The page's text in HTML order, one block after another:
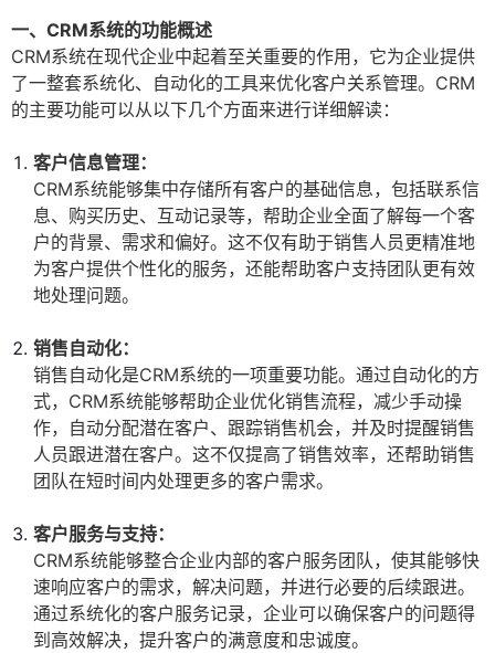
一、CRM系统的功能概述
CRM系统在现代企业中起着至关重要的作用，它为企业提供
了一整套系统化、自动化的工具来优化客户关系管理。CRM
的主要功能可以从以下几个方面来进行详细解读：
客户信息管理：
CRM系统能够集中存储所有客户的基础信息，包括联系信
息、购买历史、互动记录等，帮助企业全面了解每一个客
户的背景、需求和偏好。这不仅有助于销售人员更精准地
为客户提供个性化的服务，还能帮助客户支持团队更有效
地处理问题。
销售自动化：
销售自动化是CRM系统的一项重要功能。通过自动化的方
式，CRM系统能够帮助企业优化销售流程，减少手动操
作，自动分配潜在客户、跟踪销售机会，并及时提醒销售
人员跟进潜在客户。这不仅提高了销售效率，还帮助销售
团队在短时间内处理更多的客户需求。
客户服务与支持：
CRM系统能够整合企业内部的客户服务团队，使其能够快
速响应客户的需求，解决问题，并进行必要的后续跟进。
通过系统化的客户服务记录，企业可以确保客户的问题得
到高效解决，提升客户的满意度和忠诚度。